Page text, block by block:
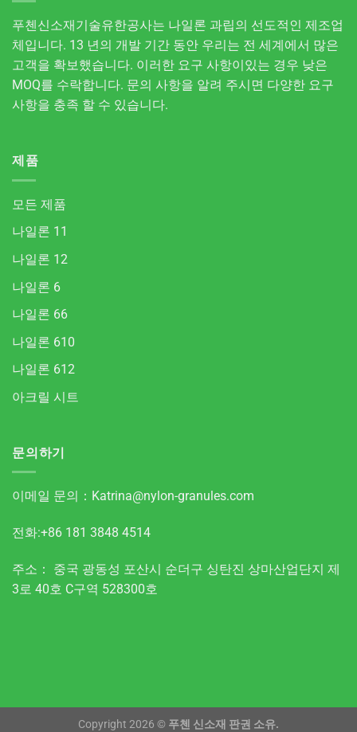
푸첸신소재기술유한공사는 나일론 과립의 선도적인 제조업
체입니다. 13 년의 개발 기간 동안 우리는 전 세계에서 많은
고객을 확보했습니다. 이러한 요구 사항이있는 경우 낮은
MOQ를 수락합니다. 문의 사항을 알려 주시면 다양한 요구
사항을 충족 할 수 있습니다.
제품
모든 제품
나일론 11
나일론 12
나일론 6
나일론 66
나일론 610
나일론 612
아크릴 시트
문의하기
이메일 문의： Katrina@nylon-granules.com
전화:+86 181 3848 4514
주소： 중국 광동성 포산시 순더구 싱탄진 상마산업단지 제
3로 40호 C구역 528300호
Copyright 2026 © 푸첸 신소재 판권 소유.